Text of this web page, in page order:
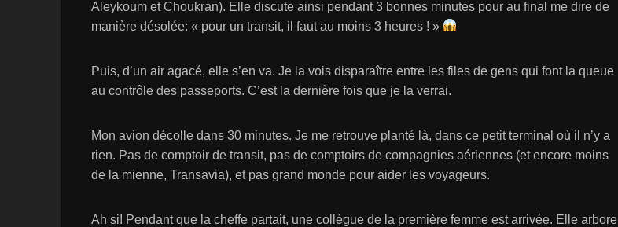
Aleykoum et Choukran). Elle discute ainsi pendant 3 bonnes minutes pour au final me dire de
manière désolée: « pour un transit, il faut au moins 3 heures ! »
Puis, d’un air agacé, elle s’en va. Je la vois disparaître entre les files de gens qui font la queue
au contrôle des passeports. C’est la dernière fois que je la verrai.
Mon avion décolle dans 30 minutes. Je me retrouve planté là, dans ce petit terminal où il n’y a
rien. Pas de comptoir de transit, pas de comptoirs de compagnies aériennes (et encore moins
de la mienne, Transavia), et pas grand monde pour aider les voyageurs.
Ah si! Pendant que la cheffe partait, une collègue de la première femme est arrivée. Elle arbore